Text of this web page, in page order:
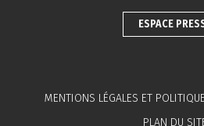
ESPACE
MENTIONS LÉGALES ET
PLAN DU